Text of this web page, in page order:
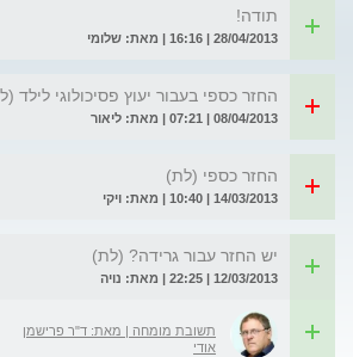
תודה!
28/04/2013 | 16:16 | מאת: שלומי
החזר כספי בעבור יעוץ פסיכולוגי לילד
08/04/2013 | 07:21 | מאת: ליאור
החזר כספי (לת)
14/03/2013 | 10:40 | מאת: ויקי
יש החזר עבור גרידה? (לת)
12/03/2013 | 22:25 | מאת: נויה
תשובת מומחה | מאת: ד"ר פרישמן
אודי